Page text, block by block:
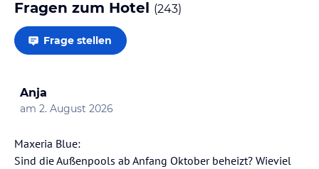
Fragen zum Hotel (243)
Frage stellen
Anja
am 2. August 2026
Maxeria Blue:
Sind die Außenpools ab Anfang Oktober beheizt? Wieviel